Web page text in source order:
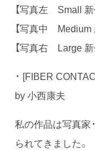
【写真左 Small 新
【写真中 Medium
【写真右 Large 新
・ [FIBER
by 小西康夫
私の作品は写真家
られてきました。